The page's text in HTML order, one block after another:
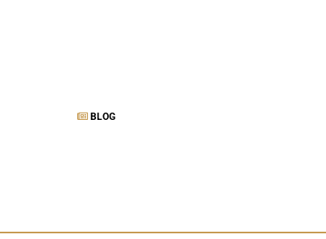
BLOG